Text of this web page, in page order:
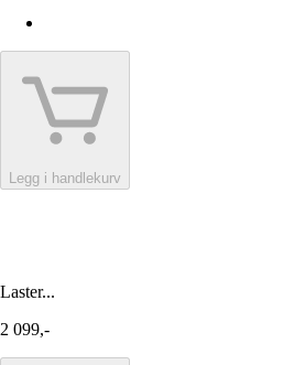
Legg i handlekurv
Laster...
2 099,-